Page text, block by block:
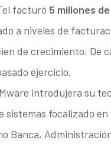
facturó 5 millones
a niveles de
de crecimiento. De
ejercicio.
introdujera su
sistemas focalizado
Banca,